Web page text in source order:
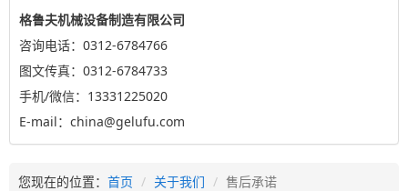
格鲁夫机械设备制造有限公司
咨询电话：0312-6784766
图文传真：0312-6784733
手机/微信：13331225020
E-mail：china@gelufu.com
您现在的位置： 首页 关于我们 售后承诺